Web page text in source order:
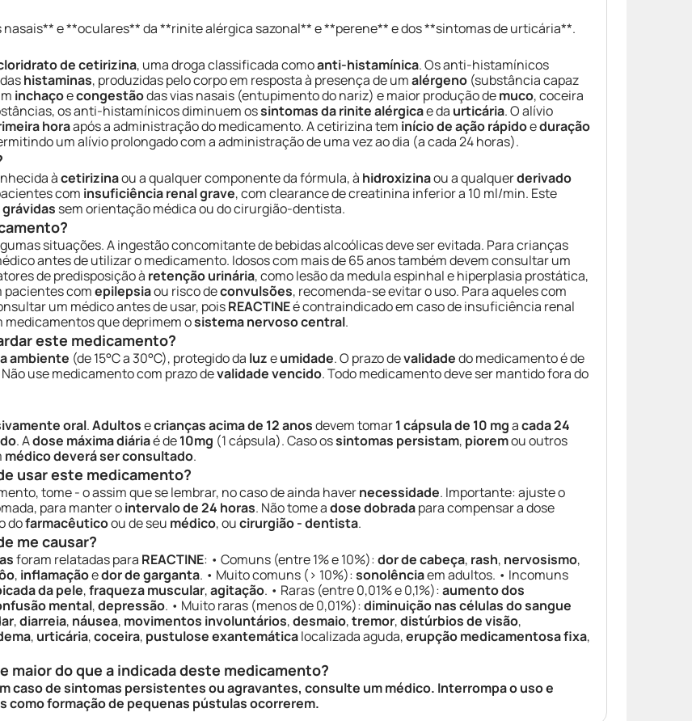
nasais** e **oculares** da **rinite alérgica sazonal** e **perene** e dos **sintomas de urticária**.
de cetirizina, uma droga classificada comoanti-histamínica. Os anti-histamínicos
histaminas, produzidas pelo corpo em resposta à presença de umalérgeno (substância capaz
inchaçoecongestãodas vias nasais (entupimento do nariz) e maior produção demuco, coceira
os anti-histamínicos diminuem ossintomas da rinite alérgicae da urticária. O alívio
horaapós a administração do medicamento. A cetirizina tem início de ação rápidoeduração
um alívio prolongado com a administração de uma vez ao dia (a cada 24 horas).
àcetirizinaou a qualquer componente da fórmula, à hidroxizinaou a qualquerderivado
com insuficiência renal grave, com clearance de creatinina inferior a 10 ml/min. Este
sem orientação médica ou do cirurgião-dentista.
situações. A ingestão concomitante de bebidas alcoólicas deve ser evitada. Para crianças
antes de utilizar o medicamento. Idosos com mais de 65 anos também devem consultar um
de predisposição à retenção urinária, como lesão da medula espinhal e hiperplasia prostática,
pacientes comepilepsiaou risco deconvulsões, recomenda-se evitar o uso. Para aqueles com
um médico antes de usar, poisREACTINEé contraindicado em caso de insuficiência renal
medicamentos que deprimem osistema nervoso central.
este medicamento?
ambiente (de 15°C a 30°C), protegido da luzeumidade. O prazo devalidadedo medicamento é de
Não use medicamento com prazo devalidade vencido. Todo medicamento deve ser mantido fora do
oral.Adultosecrianças acima de 12 anosdevem tomar1 cápsula de 10 mgacada 24
. Adose máxima diáriaé de10mg (1 cápsula). Caso ossintomas persistam, pioremou outros
médico deverá ser consultado.
usar este medicamento?
tome - o assim que se lembrar, no caso de ainda havernecessidade. Importante: ajuste o
para manter ointervalo de 24 horas. Não tome adose dobradapara compensar a dose
dofarmacêuticoou de seu médico, oucirurgião - dentista.
me causar?
foram relatadas para REACTINE: • Comuns (entre 1% e 10%):dor de cabeça, rash, nervosismo,
, inflamaçãoedor de garganta. • Muito comuns (> 10%):sonolênciaem adultos. • Incomuns
da pele,fraqueza muscular,agitação. • Raras (entre 0,01% e 0,1%):aumento dos
mental,depressão. • Muito raras (menos de 0,01%):diminuição nas células do sangue
,diarreia, náusea, movimentos involuntários,desmaio,tremor,distúrbios de visão,
, urticária,coceira, pustulose exantemáticalocalizada aguda,erupção medicamentosa fixa,
maior do que a indicada deste medicamento?
caso de sintomas persistentes ou agravantes, consulte um médico. Interrompa o uso e
como formação de pequenas pústulas ocorrerem.